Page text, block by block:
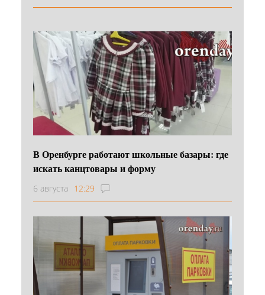
В Оренбурге работают школьные базары: где
искать канцтовары и форму
6 августа 12:29